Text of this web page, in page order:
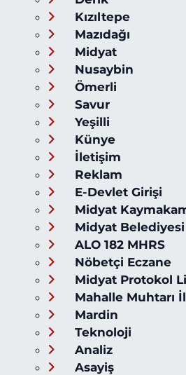
Kızıltepe
Mazıdağı
Midyat
Nusaybin
Ömerli
Savur
Yeşilli
Künye
İletişim
Reklam
E-Devlet Girişi
Midyat
Midyat Belediyesi
ALO 182 MHRS
Nöbetçi Eczane
Midyat Protokol
Mahalle Muhtarı
Mardin
Teknoloji
Analiz
Asayiş